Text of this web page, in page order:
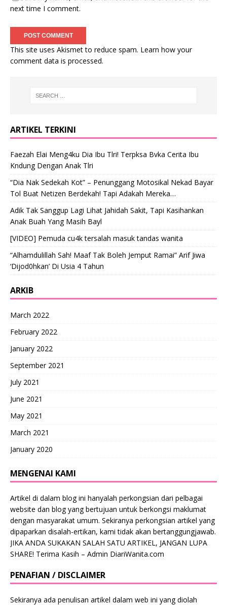
next time I comment.
This site uses Akismet to reduce spam. Learn how your
comment data is processed.
ARTIKEL TERKINI
Faezah Elai Meng4ku Dia Ibu Tlri! Terpksa Bvka Cerita Ibu
Kndung Dengan Anak Tlri
“Dia Nak Sedekah Kot” – Penunggang Motosikal Nekad Bayar
Tol Buat Netizen Berdekah! Tapi Adakah Mereka…
Adik Tak Sanggup Lagi Lihat Jahidah Sakit, Tapi Kasihankan
Anak Buah Yang Masih Bayl
[VIDEO] Pemuda cu4k tersalah masuk tandas wanita
“Alhamdulillah Sah! Maaf Tak Boleh Jemput Ramai” Arif Jiwa
‘Dijod0hkan’ Di Usia 4 Tahun
ARKIB
March 2022
February 2022
January 2022
September 2021
July 2021
June 2021
May 2021
March 2021
January 2020
MENGENAI KAMI
Artikel di dalam blog ini hanyalah perkongsian dari pelbagai
website dan blog yang bertujuan untuk berkongsi maklumat
dengan masyarakat umum. Sekiranya perkongsian artikel yang
dipaparkan disalah-ertikan, kami tidak akan bertanggungjawab.
JIKA ANDA SUKAKAN SALAH SATU ARTIKEL, JANGAN LUPA
SHARE! Terima Kasih – Admin DiariWanita.com
PENAFIAN / DISCLAIMER
Sekiranya ada penulisan artikel dalam web ini yang diolah